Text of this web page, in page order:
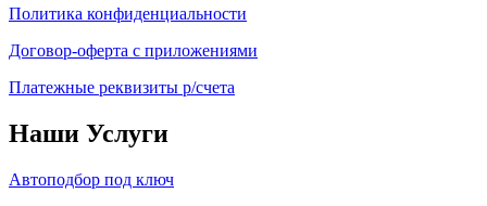
Политика конфиденциальности
Договор-оферта с приложениями
Платежные реквизиты р/счета
Наши Услуги
Автоподбор под ключ